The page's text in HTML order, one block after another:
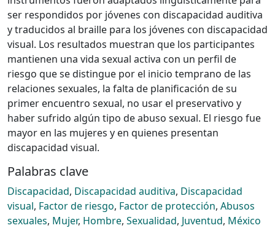
ser respondidos por jóvenes con discapacidad auditiva
y traducidos al braille para los jóvenes con discapacidad
visual. Los resultados muestran que los participantes
mantienen una vida sexual activa con un perfil de
riesgo que se distingue por el inicio temprano de las
relaciones sexuales, la falta de planificación de su
primer encuentro sexual, no usar el preservativo y
haber sufrido algún tipo de abuso sexual. El riesgo fue
mayor en las mujeres y en quienes presentan
discapacidad visual.
Palabras clave
Discapacidad, Discapacidad auditiva, Discapacidad
visual, Factor de riesgo, Factor de protección, Abusos
sexuales, Mujer, Hombre, Sexualidad, Juventud, México